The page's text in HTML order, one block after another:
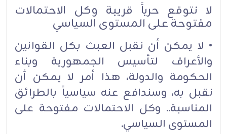
لا نتوقع حرباً قريبة وكل الاحتمالات
مفتوحة على المستوى السياسي
• لا يمكن أن نقبل العبث بكل القوانين
والأعراف لتأسيس الجمهورية وبناء
الحكومة والدولة، هذا أمر لا يمكن أن
نقبل به، وسندافع عنه سياسياً بالطرائق
المناسبة.. وكل الاحتمالات مفتوحة على
المستوى السياسي.